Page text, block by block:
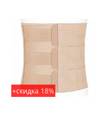
+скидка 18%